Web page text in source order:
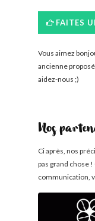
FAITES
Vous aimez
ancienne
aidez-nous ;)
Nos
Ci après, nos
pas grand chose
communication,